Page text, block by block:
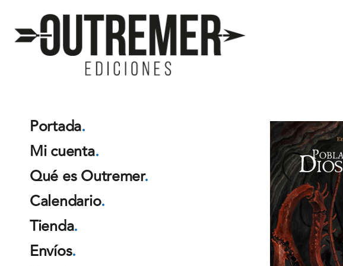
Portada.
Mi cuenta.
Qué es Outremer.
Calendario.
Tienda.
Envíos.